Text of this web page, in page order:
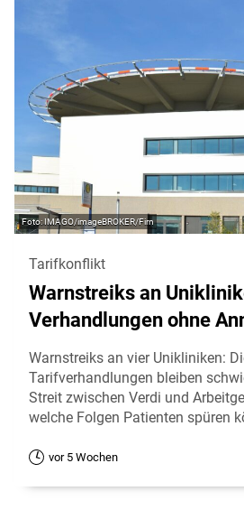
IMAGO/imageBROKER/Firn
Tarifkonflikt
Warnstreiks an
Verhandlungen ohne
Warnstreiks an vier Unikliniken:
Tarifverhandlungen bleiben
Streit zwischen Verdi und
welche Folgen Patienten spüren
vor 5 Wochen